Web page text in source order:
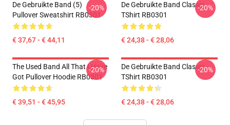
De Gebruikte Band (5)
Pullover Sweatshirt RB0301
€ 37,67 - € 44,11
-20%
De Gebruikte Band Classic
TShirt RB0301
€ 24,38 - € 28,06
-20%
The Used Band All That I Have
Got Pullover Hoodie RB0301
€ 39,51 - € 45,95
-20%
De Gebruikte Band Classic
TShirt RB0301
€ 24,38 - € 28,06
-20%